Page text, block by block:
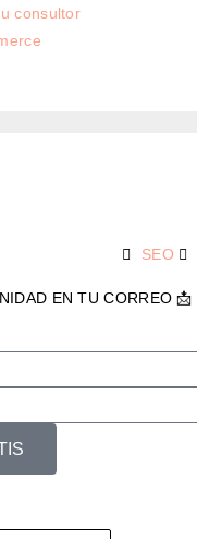
SEO
EN TU CORREO 📩